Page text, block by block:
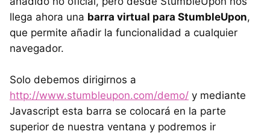
llega ahora una barra virtual para StumbleUpon,
que permite añadir la funcionalidad a cualquier
navegador.
Solo debemos dirigirnos a
http://www.stumbleupon.com/demo/ y mediante
Javascript esta barra se colocará en la parte
superior de nuestra ventana y podremos ir